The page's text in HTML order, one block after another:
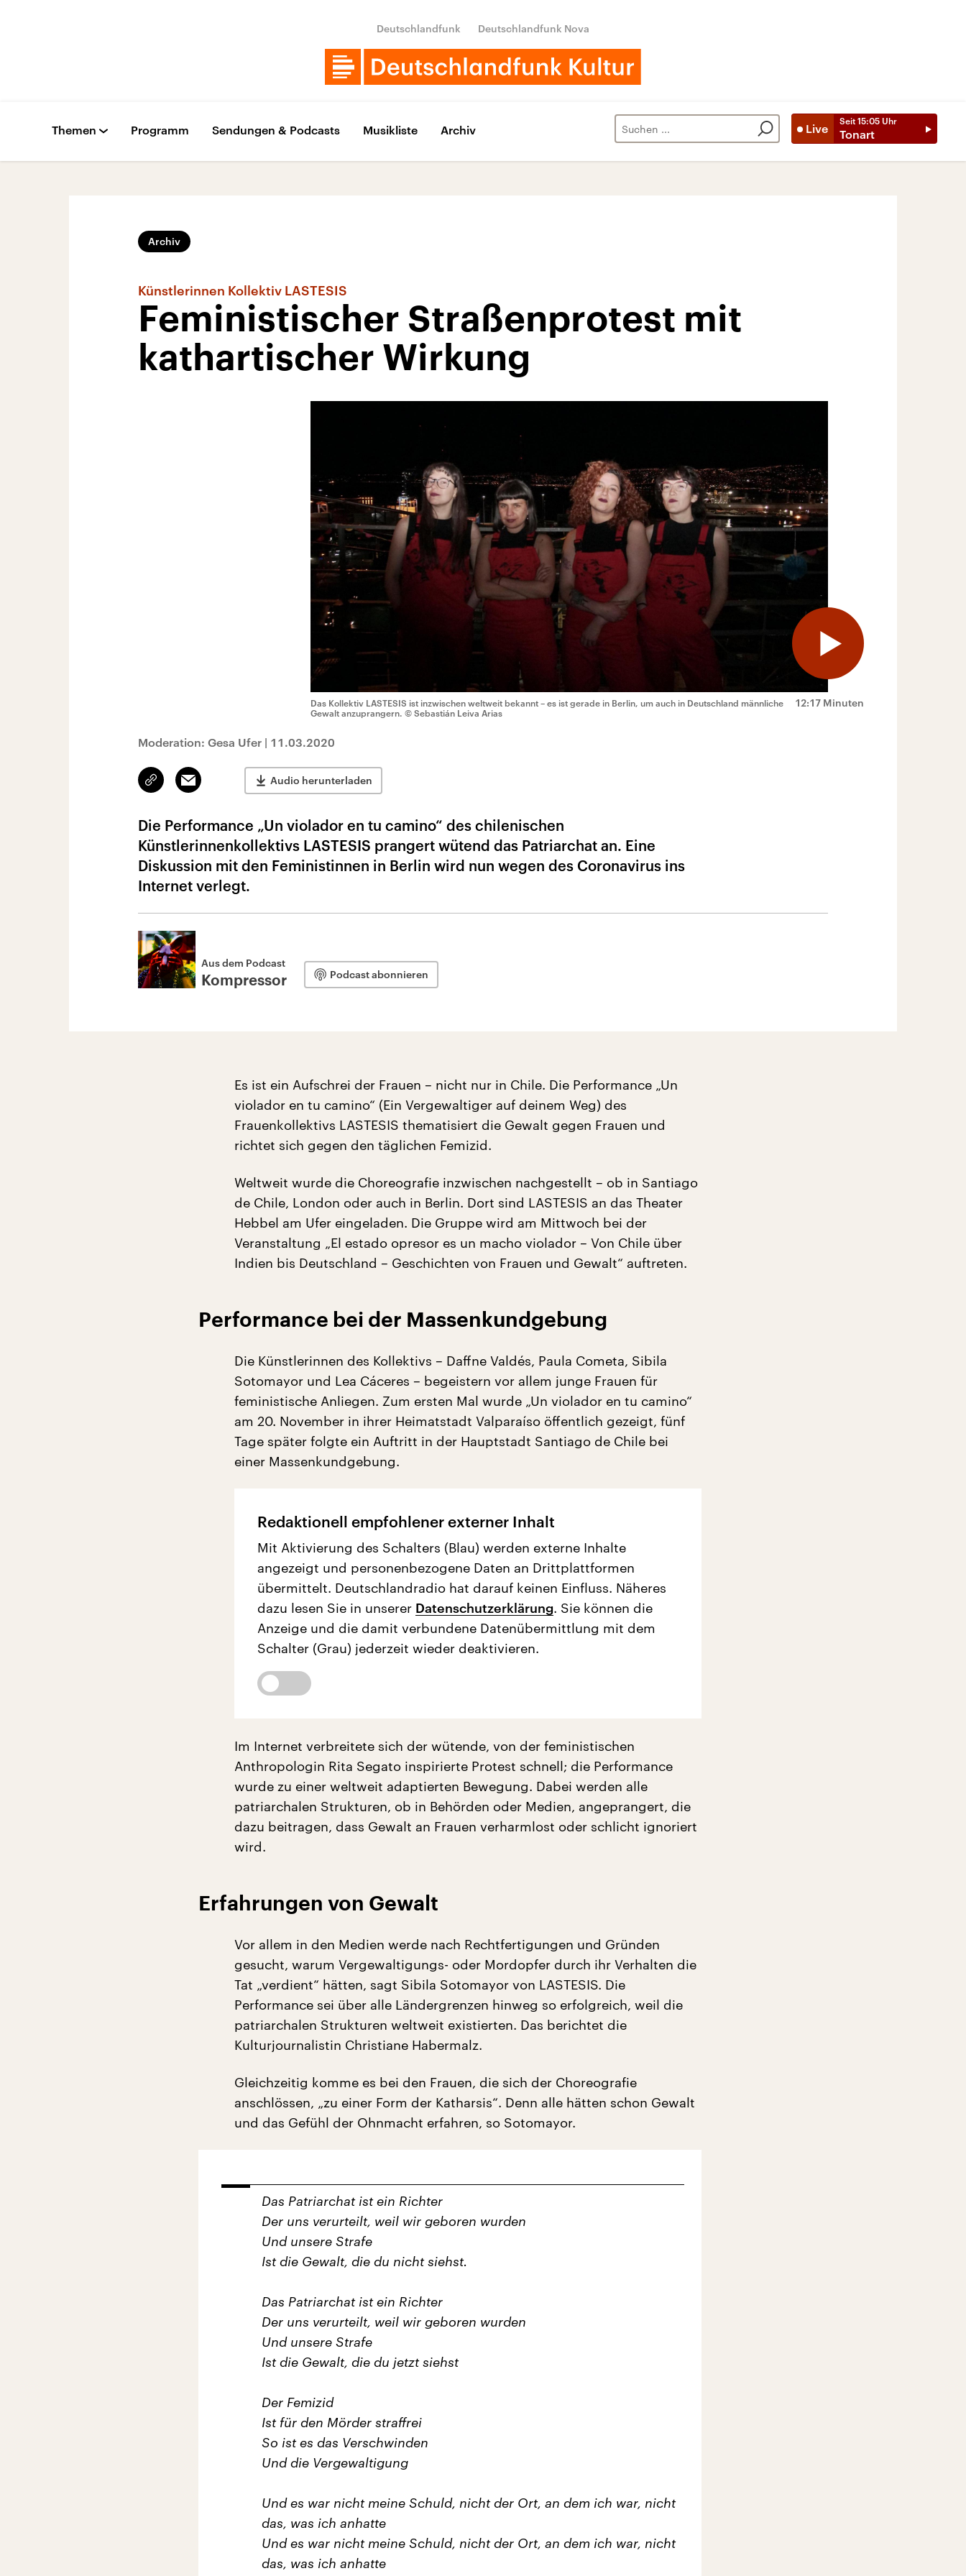
Deutschlandfunk Deutschlandfunk Nova
Live
Seit 15:05 Uhr
Tonart
Themen Programm Sendungen & Podcasts Musikliste Archiv
Archiv
Künstlerinnen Kollektiv LASTESIS
Feministischer Straßenprotest mit
kathartischer Wirkung
12:17 Minuten
Das Kollektiv LASTESIS ist inzwischen weltweit bekannt – es ist gerade in Berlin, um auch in Deutschland männliche
Gewalt anzuprangern. © Sebastián Leiva Arias
Moderation: Gesa Ufer | 11.03.2020
Link
kopieren/teilen
Email Audio herunterladen
Die Performance „Un violador en tu camino“ des chilenischen
Künstlerinnenkollektivs LASTESIS prangert wütend das Patriarchat an. Eine
Diskussion mit den Feministinnen in Berlin wird nun wegen des Coronavirus ins
Internet verlegt.
Aus dem Podcast
Kompressor Podcast abonnieren
Es ist ein Aufschrei der Frauen – nicht nur in Chile. Die Performance „Un
violador en tu camino“ (Ein Vergewaltiger auf deinem Weg) des
Frauenkollektivs LASTESIS thematisiert die Gewalt gegen Frauen und
richtet sich gegen den täglichen Femizid.
Weltweit wurde die Choreografie inzwischen nachgestellt – ob in Santiago
de Chile, London oder auch in Berlin. Dort sind LASTESIS an das Theater
Hebbel am Ufer eingeladen. Die Gruppe wird am Mittwoch bei der
Veranstaltung „El estado opresor es un macho violador – Von Chile über
Indien bis Deutschland – Geschichten von Frauen und Gewalt“ auftreten.
Performance bei der Massenkundgebung
Die Künstlerinnen des Kollektivs – Daffne Valdés, Paula Cometa, Sibila
Sotomayor und Lea Cáceres – begeistern vor allem junge Frauen für
feministische Anliegen. Zum ersten Mal wurde „Un violador en tu camino“
am 20. November in ihrer Heimatstadt Valparaíso öffentlich gezeigt, fünf
Tage später folgte ein Auftritt in der Hauptstadt Santiago de Chile bei
einer Massenkundgebung.
Redaktionell empfohlener externer Inhalt
Mit Aktivierung des Schalters (Blau) werden externe Inhalte
angezeigt und personenbezogene Daten an Drittplattformen
übermittelt. Deutschlandradio hat darauf keinen Einfluss. Näheres
dazu lesen Sie in unserer Datenschutzerklärung. Sie können die
Anzeige und die damit verbundene Datenübermittlung mit dem
Schalter (Grau) jederzeit wieder deaktivieren.
Im Internet verbreitete sich der wütende, von der feministischen
Anthropologin Rita Segato inspirierte Protest schnell; die Performance
wurde zu einer weltweit adaptierten Bewegung. Dabei werden alle
patriarchalen Strukturen, ob in Behörden oder Medien, angeprangert, die
dazu beitragen, dass Gewalt an Frauen verharmlost oder schlicht ignoriert
wird.
Erfahrungen von Gewalt
Vor allem in den Medien werde nach Rechtfertigungen und Gründen
gesucht, warum Vergewaltigungs- oder Mordopfer durch ihr Verhalten die
Tat „verdient“ hätten, sagt Sibila Sotomayor von LASTESIS. Die
Performance sei über alle Ländergrenzen hinweg so erfolgreich, weil die
patriarchalen Strukturen weltweit existierten. Das berichtet die
Kulturjournalistin Christiane Habermalz.
Gleichzeitig komme es bei den Frauen, die sich der Choreografie
anschlössen, „zu einer Form der Katharsis“. Denn alle hätten schon Gewalt
und das Gefühl der Ohnmacht erfahren, so Sotomayor.
Das Patriarchat ist ein Richter
Der uns verurteilt, weil wir geboren wurden
Und unsere Strafe
Ist die Gewalt, die du nicht siehst.
Das Patriarchat ist ein Richter
Der uns verurteilt, weil wir geboren wurden
Und unsere Strafe
Ist die Gewalt, die du jetzt siehst
Der Femizid
Ist für den Mörder straffrei
So ist es das Verschwinden
Und die Vergewaltigung
Und es war nicht meine Schuld, nicht der Ort, an dem ich war, nicht
das, was ich anhatte
Und es war nicht meine Schuld, nicht der Ort, an dem ich war, nicht
das, was ich anhatte